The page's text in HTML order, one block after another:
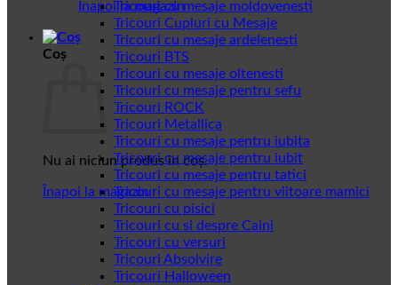
Înapoi la magazin
Coș
Nu ai niciun produs în coș.
Înapoi la magazin
Tricouri cu mesaje moldovenesti
Tricouri Cupluri cu Mesaje
Tricouri cu mesaje ardelenesti
Tricouri BTS
Tricouri cu mesaje oltenesti
Tricouri cu mesaje pentru sefu
Tricouri ROCK
Tricouri Metallica
Tricouri cu mesaje pentru iubita
Tricouri cu mesaje pentru iubit
Tricouri cu mesaje pentru tatici
Tricouri cu mesaje pentru viitoare mamici
Tricouri cu pisici
Tricouri cu si despre Caini
Tricouri cu versuri
Tricouri Absolvire
Tricouri Halloween